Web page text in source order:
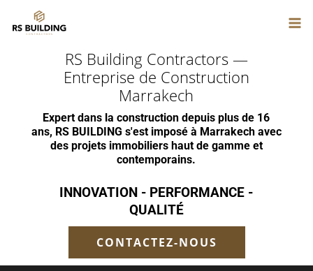
ACCUEIL
PROJETS IMMOBILIERS
CONTACT
RS Building Contractors —
Entreprise de Construction
Marrakech
Expert dans la construction depuis plus de 16
ans, RS BUILDING s'est imposé à Marrakech avec
des projets immobiliers haut de gamme et
contemporains.
INNOVATION - PERFORMANCE -
QUALITÉ
CONTACTEZ-NOUS